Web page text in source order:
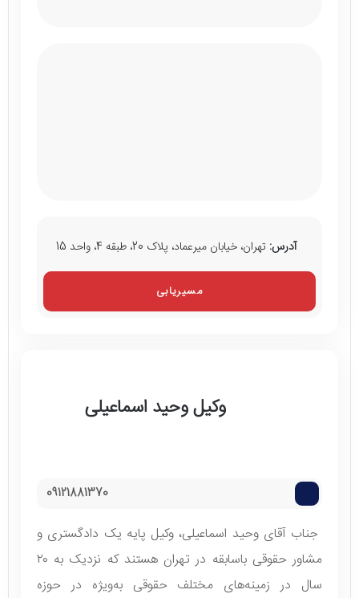
آدرس: تهران، خیابان میرعماد، پلاک 20، طبقه 4، واحد 15
مسیریابی
وکیل وحید اسماعیلی
09121881370
جناب آقای وحید اسماعیلی، وکیل پایه یک دادگستری و
مشاور حقوقی باسابقه در تهران هستند که نزدیک به ۲۰
سال در زمینه‌های مختلف حقوقی به‌ویژه در حوزه